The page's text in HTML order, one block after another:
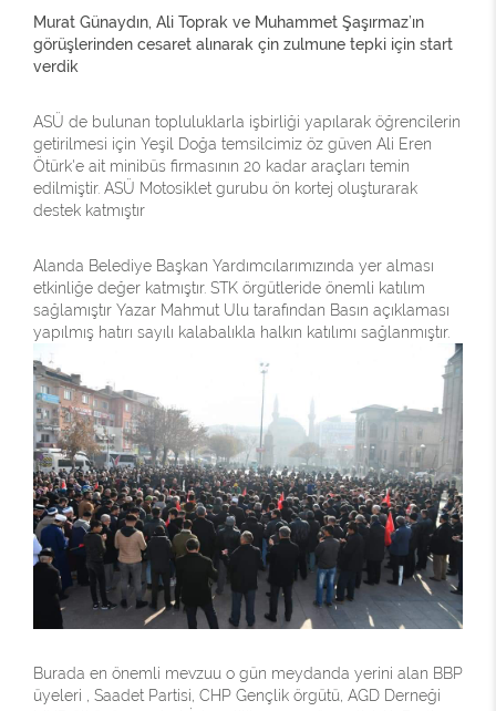
Murat Günaydın, Ali Toprak ve Muhammet Şaşırmaz’ın
görüşlerinden cesaret alınarak çin zulmune tepki için start
verdik
ASÜ de bulunan topluluklarla işbirliği yapılarak öğrencilerin
getirilmesi için Yeşil Doğa temsilcimiz öz güven Ali Eren
Ötürk'e ait minibüs firmasının 20 kadar araçları temin
edilmiştir. ASÜ Motosiklet gurubu ön kortej oluşturarak
destek katmıştır
Alanda Belediye Başkan Yardımcılarımızında yer alması
etkinliğe değer katmıştır. STK örgütleride önemli katılım
sağlamıştır Yazar Mahmut Ulu tarafından Basın açıklaması
yapılmış hatırı sayılı kalabalıkla halkın katılımı sağlanmıştır.
Burada en önemli mevzuu o gün meydanda yerini alan BBP
üyeleri , Saadet Partisi, CHP Gençlik örgütü, AGD Derneği